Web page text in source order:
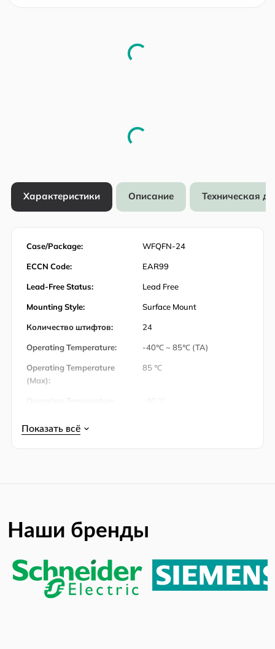
Характеристики Описание Техническая
Case/Package: WFQFN-24
ECCN Code: EAR99
Lead-Free Status: Lead Free
Mounting Style: Surface Mount
Количество штифтов: 24
Operating Temperature: -40℃ ~ 85℃ (TA)
Operating Temperature
(Max):
85 ℃
Упаковка:
Наши бренды